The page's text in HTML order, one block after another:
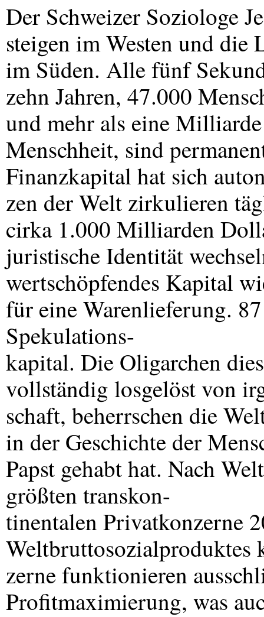
Der Schweizer Soziologe
steigen im Westen und die
im Süden. Alle fünf
zehn Jahren, 47.000
und mehr als eine
Menschheit, sind
Finanzkapital hat sich
zen der Welt zirkulieren
cirka 1.000 Milliarden
juristische Identität
wertschöpfendes Kapital
für eine Warenlieferung.
Spekulations-
kapital. Die Oligarchen
vollständig losgelöst von
schaft, beherrschen die
in der Geschichte der
Papst gehabt hat. Nach
größten transkon-
tinentalen Privatkonzerne
zerne funktionieren
Profitmaximierung, was